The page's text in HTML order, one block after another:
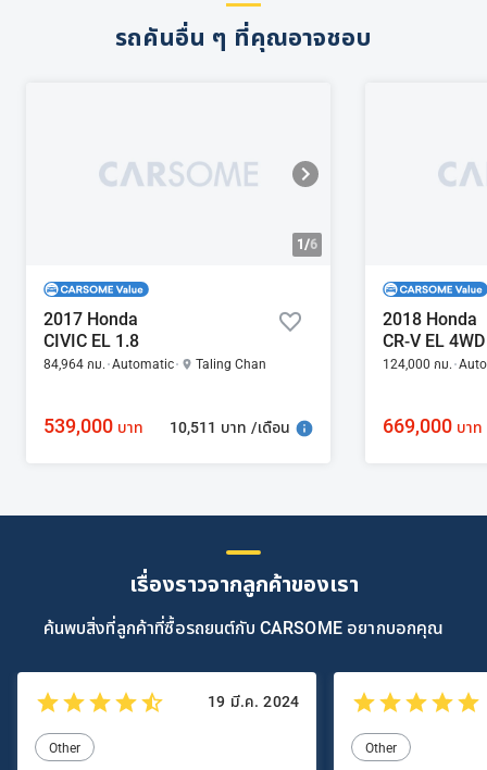
รถคันอื่น ๆ ที่คุณอาจชอบ
1/6
2017 Honda
CIVIC EL 1.8
84,964 กม. Automatic Taling Chan
539,000 บาท 10,511 บาท /เดือน
2018 Honda
CR-V EL
124,000 กม.
669,000 บาท
เรื่องราวจากลูกค้าของเรา
ค้นพบสิ่งที่ลูกค้าที่ซื้อรถยนต์กับ CARSOME อยากบอกคุณ
19 มี.ค. 2024
Other Other